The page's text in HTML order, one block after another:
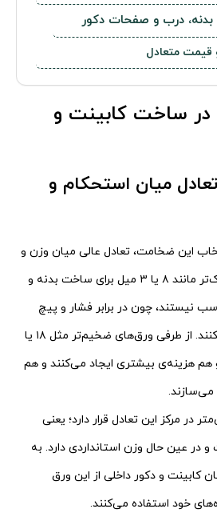
بدنه، درب و صفحات دکور
متعادل
در ساخت کابینت و
میل؛ تعادل میان استحکام و
این ضخامت، تعادل عالی میان وزن و
مقاومت است. ورق‌های نازک‌تر مانند ۸ یا ۳ میل برای ساخت بدنه و
نیستند، چون در برابر فشار و پیچ
خوردگی ضعیف‌تر عمل می‌کنند. از طرفی ورق‌های ضخیم‌تر مثل ۱۸ یا
و هم هزینه‌ی بیشتری ایجاد می‌کنند و هم
ضخامت ۱۶ میلی‌متر در مرکز این تعادل قرار دارد؛ یعنی
در عین حال وزن استانداردی دارد. به
کابینت و دکور داخلی از این ورق
خود استفاده می‌کنند.